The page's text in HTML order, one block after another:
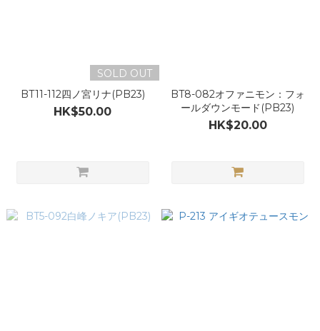
SOLD OUT
BT11-112四ノ宮リナ(PB23)
HK$50.00
BT8-082オファニモン：フォ
ールダウンモード(PB23)
HK$20.00